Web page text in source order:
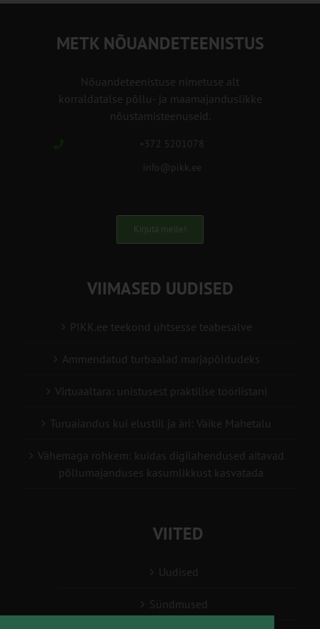
METK NÕUANDETEENISTUS
Nõuandeteenistuse nimetuse alt
korraldatalse põllu- ja maamajanduslikke
nõustamisteenuseid.
+372 5201078
info@pikk.ee
Kirjuta meile!
VIIMASED UUDISED
PIKK.ee teekond ühtsesse teabesalve
Ammendatud turbaalad marjapõldudeks
Virtuaaltara: unistusest praktilise tööriistani
Turuaiandus kui elustiil ja äri: Väike Mahetalu
Vähemaga rohkem: kuidas digilahendused aitavad
põllumajanduses kasumlikkust kasvatada
VIITED
Uudised
Sündmused